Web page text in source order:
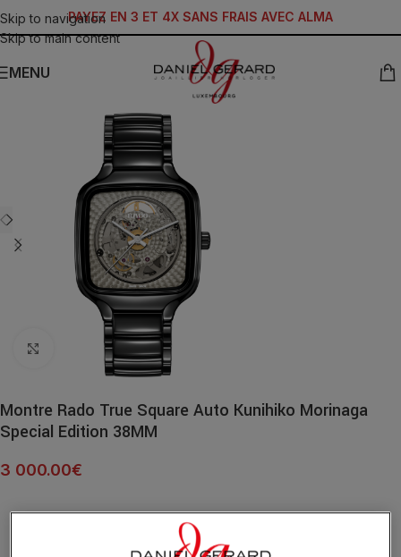
Skip to navigation
Skip to main content
PAYEZ EN 3 ET 4X SANS FRAIS AVEC ALMA
MENU
Click to enlarge
Montre Rado True Square Auto Kunihiko Morinaga
Special Edition 38MM
3 000.00€